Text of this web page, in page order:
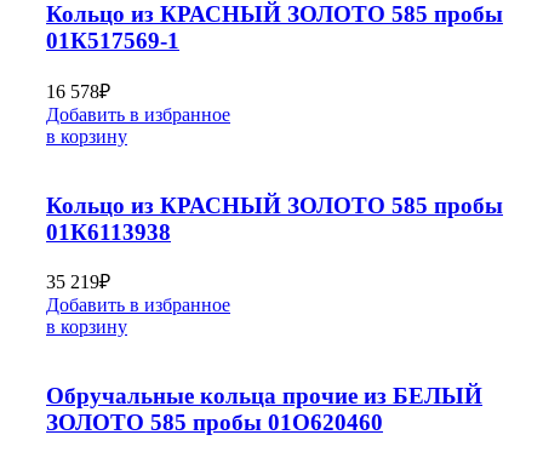
Кольцо из КРАСНЫЙ ЗОЛОТО 585 пробы
01К517569-1
16 578₽
Добавить в избранное
в корзину
Кольцо из КРАСНЫЙ ЗОЛОТО 585 пробы
01К6113938
35 219₽
Добавить в избранное
в корзину
Обручальные кольца прочие из БЕЛЫЙ
ЗОЛОТО 585 пробы 01О620460